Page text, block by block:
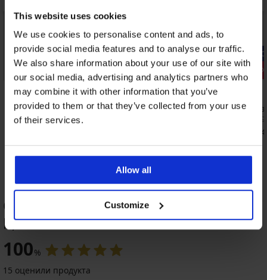
This website uses cookies
We use cookies to personalise content and ads, to
provide social media features and to analyse our traffic.
We also share information about your use of our site with
our social media, advertising and analytics partners who
may combine it with other information that you’ve
provided to them or that they’ve collected from your use
of their services.
Allow all
Customize
5
-20% GET20
4,9
Бикини Fiona класически по-дълбоки
12,79 €(25,02 лв.) код: GET20
-20% GET20
Отстъпка -
Прашки
3+1 БЕЗПЛАТНО
3+1 БЕЗПЛАТНО
ОЦЕНКА НА ПРОДУКТ Бикини Zoe
b,ekiur
100%
15 оценили продукта